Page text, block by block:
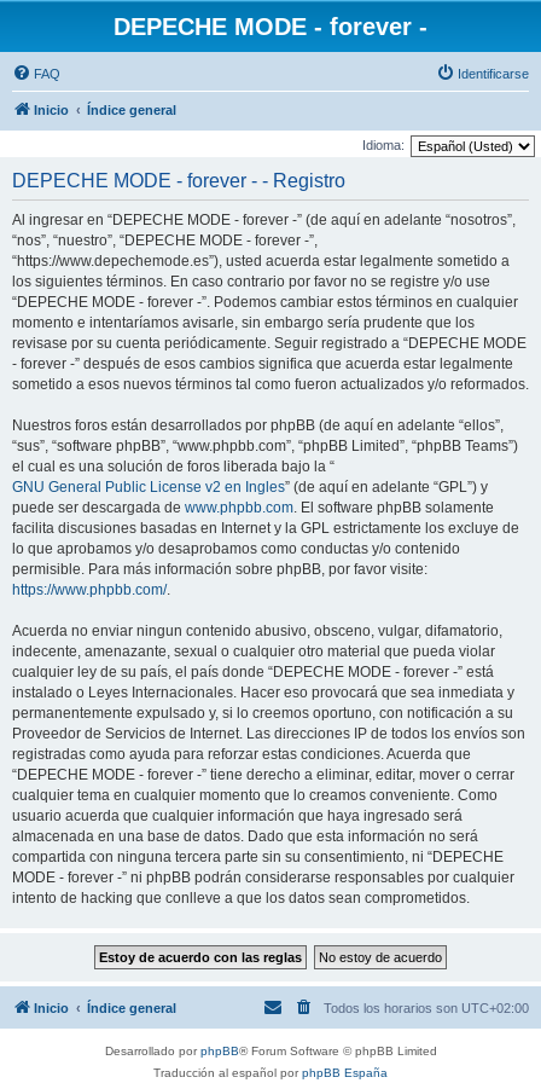
DEPECHE MODE - forever -
FAQ Identificarse
Inicio Índice general
Idioma:
DEPECHE MODE - forever - - Registro
Al ingresar en “DEPECHE MODE - forever -” (de aquí en adelante “nosotros”,
“nos”, “nuestro”, “DEPECHE MODE - forever -”,
“https://www.depechemode.es”), usted acuerda estar legalmente sometido a
los siguientes términos. En caso contrario por favor no se registre y/o use
“DEPECHE MODE - forever -”. Podemos cambiar estos términos en cualquier
momento e intentaríamos avisarle, sin embargo sería prudente que los
revisase por su cuenta periódicamente. Seguir registrado a “DEPECHE MODE
- forever -” después de esos cambios significa que acuerda estar legalmente
sometido a esos nuevos términos tal como fueron actualizados y/o reformados.
Nuestros foros están desarrollados por phpBB (de aquí en adelante “ellos”,
“sus”, “software phpBB”, “www.phpbb.com”, “phpBB Limited”, “phpBB Teams”)
el cual es una solución de foros liberada bajo la “
GNU General Public License v2 en Ingles” (de aquí en adelante “GPL”) y
puede ser descargada de www.phpbb.com. El software phpBB solamente
facilita discusiones basadas en Internet y la GPL estrictamente los excluye de
lo que aprobamos y/o desaprobamos como conductas y/o contenido
permisible. Para más información sobre phpBB, por favor visite:
https://www.phpbb.com/.
Acuerda no enviar ningun contenido abusivo, obsceno, vulgar, difamatorio,
indecente, amenazante, sexual o cualquier otro material que pueda violar
cualquier ley de su país, el país donde “DEPECHE MODE - forever -” está
instalado o Leyes Internacionales. Hacer eso provocará que sea inmediata y
permanentemente expulsado y, si lo creemos oportuno, con notificación a su
Proveedor de Servicios de Internet. Las direcciones IP de todos los envíos son
registradas como ayuda para reforzar estas condiciones. Acuerda que
“DEPECHE MODE - forever -” tiene derecho a eliminar, editar, mover o cerrar
cualquier tema en cualquier momento que lo creamos conveniente. Como
usuario acuerda que cualquier información que haya ingresado será
almacenada en una base de datos. Dado que esta información no será
compartida con ninguna tercera parte sin su consentimiento, ni “DEPECHE
MODE - forever -” ni phpBB podrán considerarse responsables por cualquier
intento de hacking que conlleve a que los datos sean comprometidos.
Inicio Índice general Todos los horarios son UTC+02:00
Desarrollado porphpBB® Forum Software © phpBB Limited
Traducción al español porphpBB España